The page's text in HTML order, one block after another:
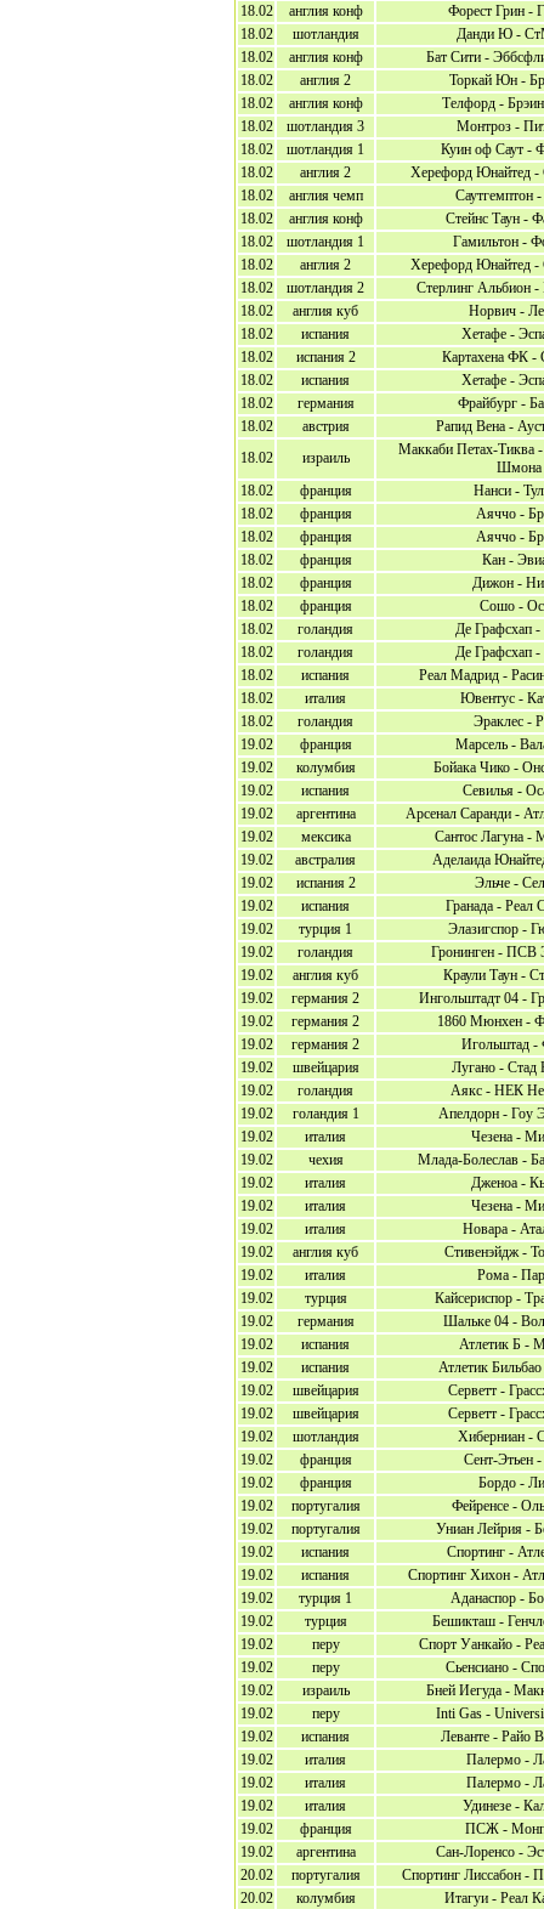
18.02
англия конф
Форест Грин -
18.02
шотландия
Данди Ю -
18.02
англия конф
Бат Сити -
18.02
англия 2
Торкай Юн -
18.02
англия конф
Телфорд -
18.02
шотландия 3
Монтроз -
18.02
шотландия 1
Куин оф Саут -
18.02
англия 2
Херефорд Юнайтед -
18.02
англия чемп
Саутгемптон
18.02
англия конф
Стейнс Таун -
18.02
шотландия 1
Гамильтон -
18.02
англия 2
Херефорд Юнайтед -
18.02
шотландия 2
Стерлинг Альбион -
18.02
англия куб
Норвич -
18.02
испания
Хетафе -
18.02
испания 2
Картахена ФК -
18.02
испания
Хетафе -
18.02
германия
Фрайбург -
18.02
австрия
Рапид Вена -
18.02
израиль
Маккаби Петах-Тиква
Шмона
18.02
франция
Нанси -
18.02
франция
Аяччо -
18.02
франция
Аяччо -
18.02
франция
Кан -
18.02
франция
Дижон -
18.02
франция
Сошо -
18.02
голандия
Де Графсхап
18.02
голандия
Де Графсхап
18.02
испания
Реал Мадрид -
18.02
италия
Ювентус -
18.02
голандия
Эраклес -
19.02
франция
Марсель -
19.02
колумбия
Бойака Чико -
19.02
испания
Севилья -
19.02
аргентина
Арсенал Саранди -
19.02
мексика
Сантос Лагуна -
19.02
австралия
Аделаида
19.02
испания 2
Эльче -
19.02
испания
Гранада - Реал
19.02
турция 1
Элазигспор -
19.02
голандия
Гронинген - ПСВ
19.02
англия куб
Краули Таун -
19.02
германия 2
Ингольштадт 04 -
19.02
германия 2
1860 Мюнхен -
19.02
германия 2
Игольштад -
19.02
швейцария
Лугано - Стад
19.02
голандия
Аякс - НЕК
19.02
голандия 1
Апелдорн - Гоу
19.02
италия
Чезена -
19.02
чехия
Млада-Болеслав -
19.02
италия
Дженоа -
19.02
италия
Чезена -
19.02
италия
Новара -
19.02
англия куб
Стивенэйдж -
19.02
италия
Рома -
19.02
турция
Кайсериспор -
19.02
германия
Шальке 04 -
19.02
испания
Атлетик Б -
19.02
испания
Атлетик
19.02
швейцария
Серветт -
19.02
швейцария
Серветт -
19.02
шотландия
Хиберниан -
19.02
франция
Сент-Этьен
19.02
франция
Бордо -
19.02
португалия
Фейренсе -
19.02
португалия
Униан Лейрия -
19.02
испания
Спортинг -
19.02
испания
Спортинг Хихон -
19.02
турция 1
Аданаспор -
19.02
турция
Бешикташ -
19.02
перу
Cпорт Уанкайо -
19.02
перу
Сьенсиано -
19.02
израиль
Бней Иегуда -
19.02
перу
Inti Gas -
19.02
испания
Леванте - Райо
19.02
италия
Палермо -
19.02
италия
Палермо -
19.02
италия
Удинезе -
19.02
франция
ПСЖ -
19.02
аргентина
Сан-Лоренсо -
20.02
португалия
Спортинг Лиссабон -
20.02
колумбия
Итагуи - Реал